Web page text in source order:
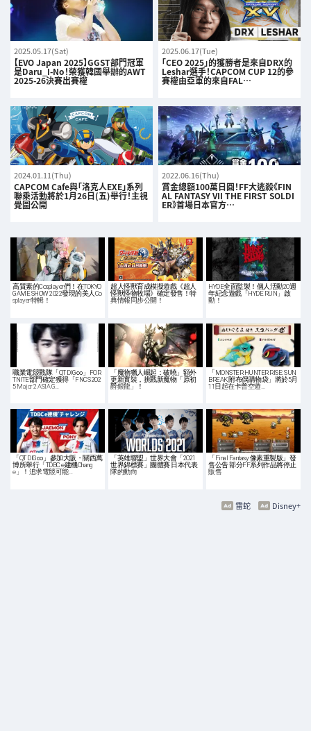
2025.05.17(Sat)
【EVO Japan 2025】GGST部門冠軍
是Daru_I-No！榮獲韓國舉辦的AWT
2025-26決賽出賽權
2025.06.17(Tue)
「CEO 2025」的獲勝者是來自DRX的
Leshar選手！CAPCOM CUP 12的參
賽權由亞軍的來自FAL…
2024.01.11(Thu)
CAPCOM Cafe與「洛克人EXE」系列
聯乘活動將於1月26日(五)舉行！主視
覺圖公開
2022.06.16(Thu)
賞金總額100萬日圓！FF大逃殺《FIN
AL FANTASY VII THE FIRST SOLDI
ER》首場日本官方…
高質素的Cosplayer們！在TOKYO
GAME SHOW 2022發現的美人Co
splayer特輯！
超人怪獸育成模擬遊戲《超人
怪獸怪物牧場》確定發售！特
典情報同步公開！
HYDE全面監製！個人活動20週
年紀念遊戲「HYDE RUN」啟
動！
職業電競戰隊「QT DIG∞」FOR
TNITE部門確定獲得「FNCS 202
5 Major 2 ASIA G…
「魔物獵人崛起：破曉」額外
更新實裝，挑戰新魔物「原初
爵銀龍」！
「MONSTER HUNTER RISE: SUN
BREAK 附布偶購物袋」將於5月
11日起在卡普空遊…
「QT DIG∞」參加大阪・關西萬
博所舉行「TDBC e建機Chang
e」！追求電競可能…
「英雄聯盟」世界大會「2021
世界錦標賽」團體賽 日本代表
隊的動向
「Final Fantasy 像素重製版」發
售公告 部分FF系列作品將停止
販售
Disney+
雷蛇